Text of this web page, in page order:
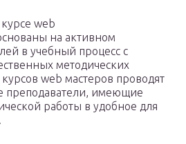
web
на активном
в учебный процесс с
методических
web мастеров проводят
преподаватели, имеющие
работы в удобное для